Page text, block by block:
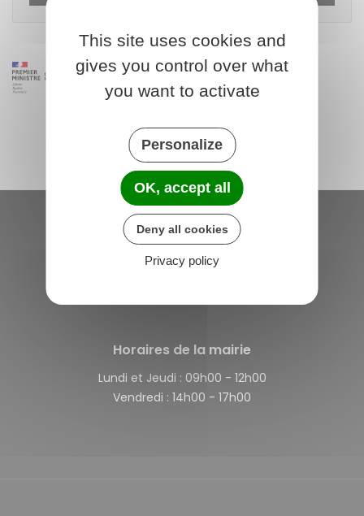
Saint-Michel-de-Plélan
4 rue des Terre Neuvas
Horaires de la mairie
Lundi et Jeudi : 09h00 - 12h00
Vendredi : 14h00 - 17h00
This site uses cookies and
gives you control over what
you want to activate
Personalize
OK, accept all
Deny all cookies
Privacy policy